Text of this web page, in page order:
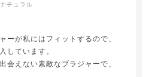
チュラル
ーが私にはフィットするので、
しています。
会えない素敵なブラジャーで、